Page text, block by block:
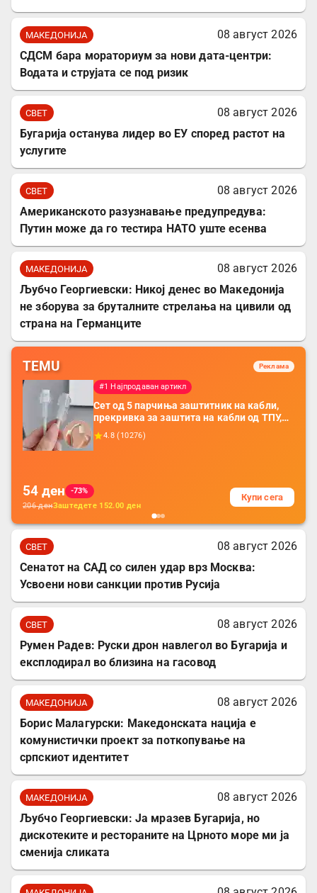
МАКЕДОНИЈА
08 август 2026
СДСМ бара мораториум за нови дата-центри:
Водата и струјата се под ризик
СВЕТ
08 август 2026
Бугарија останува лидер во ЕУ според растот на
услугите
СВЕТ
08 август 2026
Американското разузнавање предупредува:
Путин може да го тестира НАТО уште есенва
МАКЕДОНИЈА
08 август 2026
Љубчо Георгиевски: Никој денес во Македонија
не зборува за бруталните стрелања на цивили од
страна на Германците
TEMU Реклама
#1 Најпродаван артикл
Сет од 5 парчиња заштитник на кабли,
прекривка за заштита на кабли од ТПУ,
додатоци за заштита на кабли, без
батерија, за мобилни телефони, комплет
4.8 ( 10276)
54 ден
-73%
206денЗаштедете 152.00 ден
Купи сега
СВЕТ
08 август 2026
Сенатот на САД со силен удар врз Москва:
Усвоени нови санкции против Русија
СВЕТ
08 август 2026
Румен Радев: Руски дрон навлегол во Бугарија и
експлодирал во близина на гасовод
МАКЕДОНИЈА
08 август 2026
Борис Малагурски: Македонската нација е
комунистички проект за поткопување на
српскиот идентитет
МАКЕДОНИЈА
08 август 2026
Љубчо Георгиевски: Ја мразев Бугарија, но
дискотеките и рестораните на Црното море ми ја
сменија сликата